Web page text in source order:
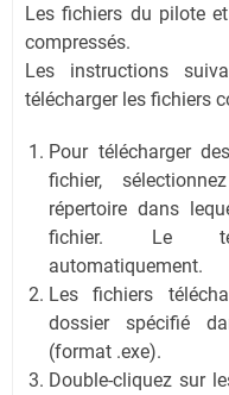
Les fichiers du pilote
compressés.
Les instructions
télécharger les fichiers
Pour télécharger
fichier,
répertoire dans
fichier. Le
automatiquement.
Les fichiers
dossier spécifié
(format .exe).
Double-cliquez sur